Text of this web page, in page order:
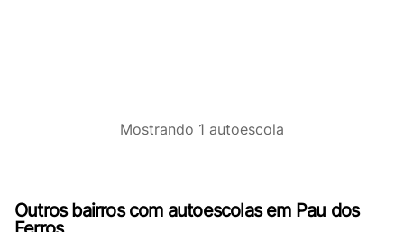
Outros bairros com autoescolas em Pau dos
Mostrando 1 autoescola